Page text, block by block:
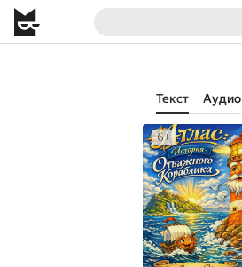
Текст Аудио